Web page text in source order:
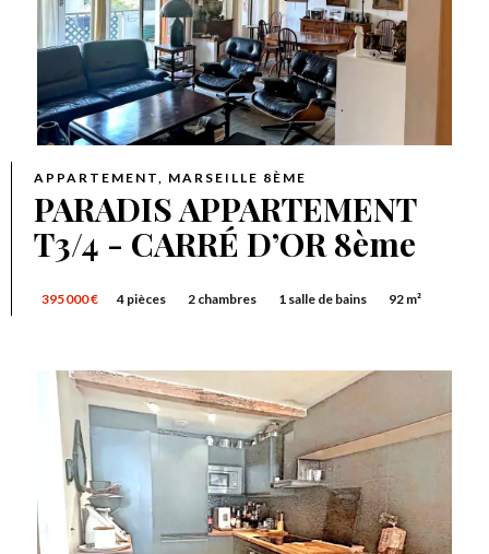
APPARTEMENT, MARSEILLE 8ÈME
PARADIS APPARTEMENT
T3/4 - CARRÉ D’OR 8ème
395 000 € 4 pièces 2 chambres 1 salle de bains 92 m²